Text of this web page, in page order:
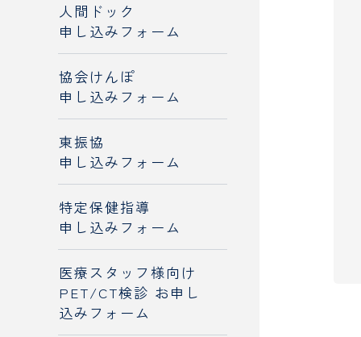
人間ドック
申し込みフォーム
協会けんぽ
申し込みフォーム
東振協
申し込みフォーム
特定保健指導
申し込みフォーム
医療スタッフ様向け
PET/CT検診 お申し
込みフォーム